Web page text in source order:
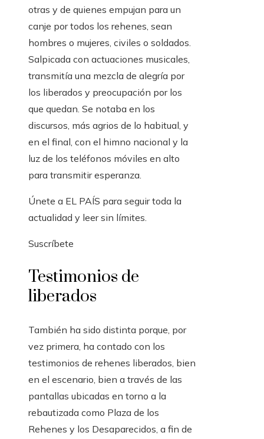
otras y de quienes empujan para un
canje por todos los rehenes, sean
hombres o mujeres, civiles o soldados.
Salpicada con actuaciones musicales,
transmitía una mezcla de alegría por
los liberados y preocupación por los
que quedan. Se notaba en los
discursos, más agrios de lo habitual, y
en el final, con el himno nacional y la
luz de los teléfonos móviles en alto
para transmitir esperanza.
Únete a EL PAÍS para seguir toda la
actualidad y leer sin límites.
Suscríbete
Testimonios de
liberados
También ha sido distinta porque, por
vez primera, ha contado con los
testimonios de rehenes liberados, bien
en el escenario, bien a través de las
pantallas ubicadas en torno a la
rebautizada como Plaza de los
Rehenes y los Desaparecidos, a fin de